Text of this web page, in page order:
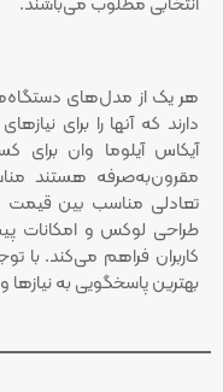
انتخابی مطلوب می‌باشند.
هر یک از مدل‌های
دارند که آنها را برای
آیکاس آیلوما وان
مقرون‌به‌صرفه هستند
تعادلی مناسب بین قیمت و
طراحی لوکس و امکانات
کاربران فراهم می‌کند. با
بهترین پاسخگویی به نیازها